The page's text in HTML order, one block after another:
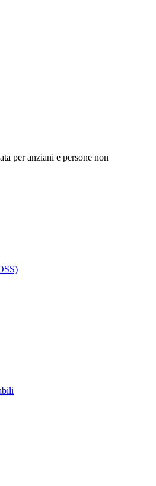
per anziani e persone non